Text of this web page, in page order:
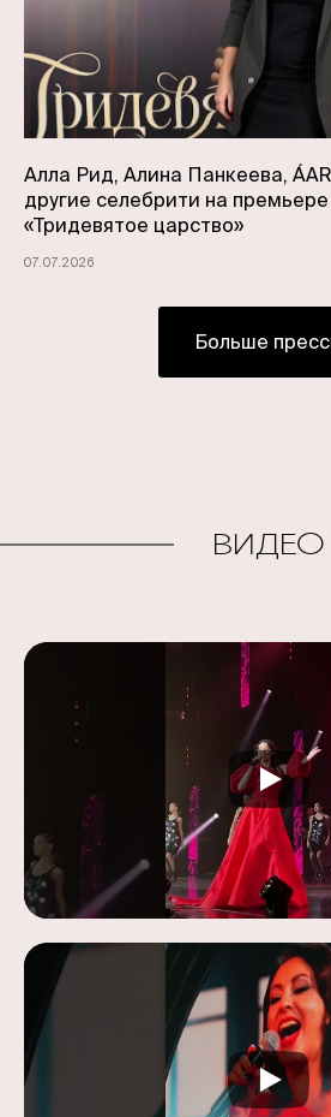
Алла Рид, Алина Панкеева,
другие селебрити на
«Тридевятое царство»
07.07.2026
Больше
ВИДЕО